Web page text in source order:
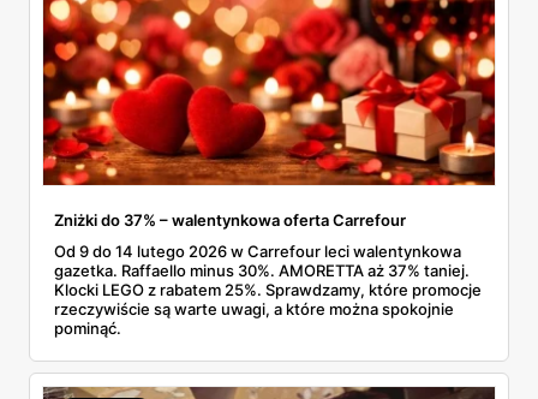
Zniżki do 37% – walentynkowa oferta Carrefour
Od 9 do 14 lutego 2026 w Carrefour leci walentynkowa
gazetka. Raffaello minus 30%. AMORETTA aż 37% taniej.
Klocki LEGO z rabatem 25%. Sprawdzamy, które promocje
rzeczywiście są warte uwagi, a które można spokojnie
pominąć.